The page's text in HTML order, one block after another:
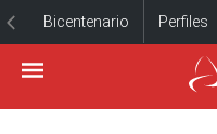
Bicentenario Perfiles